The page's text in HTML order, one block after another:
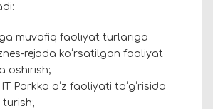
muvofiq faoliyat turlariga
rejada koʻrsatilgan faoliyat
oshirish;
Parkka oʻz faoliyati toʻgʻrisida
turish;